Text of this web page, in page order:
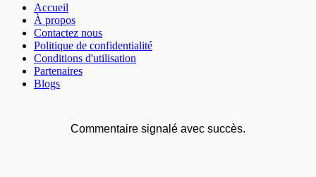
Accueil
À propos
Contactez nous
Politique de confidentialité
Conditions d'utilisation
Partenaires
Blogs
Commentaire signalé avec succès.